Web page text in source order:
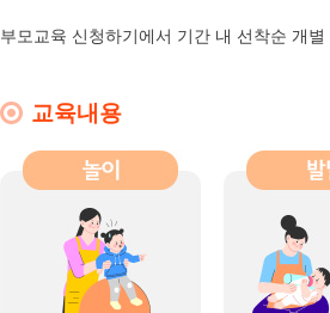
부모교육 신청하기에서 기간 내 선착순 개별
교육내용